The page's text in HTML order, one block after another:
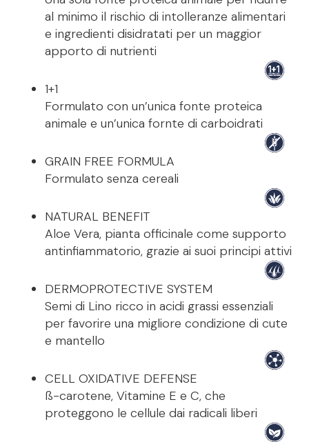
al minimo il rischio di intolleranze alimentari
e ingredienti disidratati per un maggior
apporto di nutrienti
1+1
Formulato con un’unica fonte proteica
animale e un’unica fornte di carboidrati
GRAIN FREE FORMULA
Formulato senza cereali
NATURAL BENEFIT
Aloe Vera, pianta officinale come supporto
antinfiammatorio, grazie ai suoi principi attivi
DERMOPROTECTIVE SYSTEM
Semi di Lino ricco in acidi grassi essenziali
per favorire una migliore condizione di cute
e mantello
CELL OXIDATIVE DEFENSE
ß-carotene, Vitamine E e C, che
proteggono le cellule dai radicali liberi